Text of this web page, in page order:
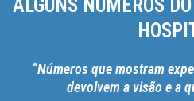
ALGUNS NÚMEROS
“Números que mostram
devolvem a visão e a